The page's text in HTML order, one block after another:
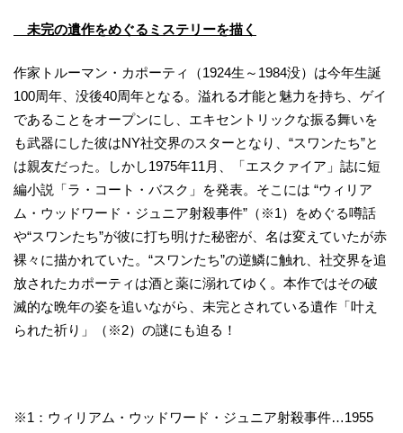
未完の遺作をめぐるミステリーを描く
作家トルーマン・カポーティ（1924生～1984没）は今年生誕
100周年、没後40周年となる。溢れる才能と魅力を持ち、ゲイ
であることをオープンにし、エキセントリックな振る舞いを
も武器にした彼はNY社交界のスターとなり、“スワンたち”と
は親友だった。しかし1975年11月、「エスクァイア」誌に短
編小説「ラ・コート・バスク」を発表。そこには “ウィリア
ム・ウッドワード・ジュニア射殺事件”（※1）をめぐる噂話
や“スワンたち”が彼に打ち明けた秘密が、名は変えていたが赤
裸々に描かれていた。“スワンたち”の逆鱗に触れ、社交界を追
放されたカポーティは酒と薬に溺れてゆく。本作ではその破
滅的な晩年の姿を追いながら、未完とされている遺作「叶え
られた祈り」（※2）の謎にも迫る！
※1：ウィリアム・ウッドワード・ジュニア射殺事件…1955